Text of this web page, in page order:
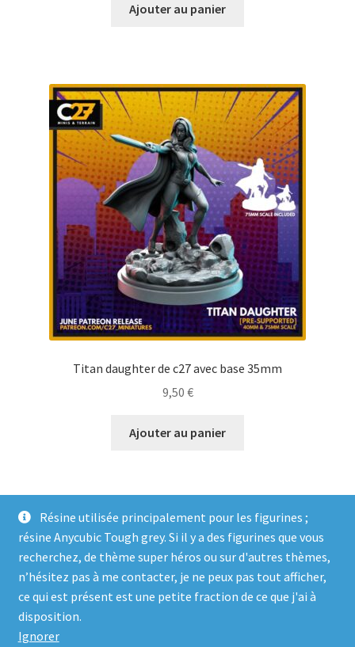
Résine utilisée principalement pour les figurines ;
résine Anycubic Tough grey. Si il y a des figurines que vous
recherchez, de thème super héros ou sur d'autres thèmes,
n’hésitez pas à me contacter, je ne peux pas tout afficher,
ce qui est présent est une petite fraction de ce que j'ai à
disposition.
Ignorer
Ajouter au panier
Titan daughter de c27 avec base 35mm
9,50 €
Ajouter au panier
© Genosha Impact 2026
Built with WooCommerce